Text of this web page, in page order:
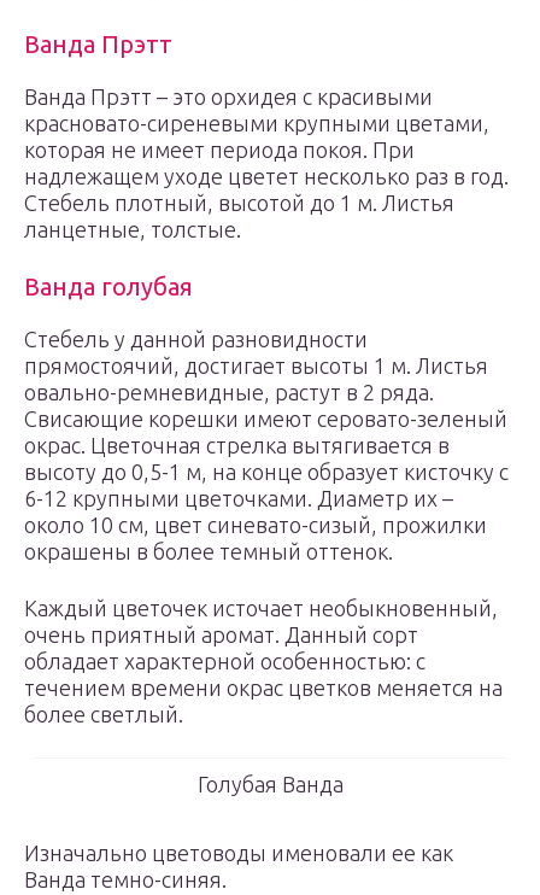
Ванда Прэтт
Ванда Прэтт – это орхидея с красивыми
красновато-сиреневыми крупными цветами,
которая не имеет периода покоя. При
надлежащем уходе цветет несколько раз в год.
Стебель плотный, высотой до 1 м. Листья
ланцетные, толстые.
Ванда голубая
Стебель у данной разновидности
прямостоячий, достигает высоты 1 м. Листья
овально-ремневидные, растут в 2 ряда.
Свисающие корешки имеют серовато-зеленый
окрас. Цветочная стрелка вытягивается в
высоту до 0,5-1 м, на конце образует кисточку с
6-12 крупными цветочками. Диаметр их –
около 10 см, цвет синевато-сизый, прожилки
окрашены в более темный оттенок.
Каждый цветочек источает необыкновенный,
очень приятный аромат. Данный сорт
обладает характерной особенностью: с
течением времени окрас цветков меняется на
более светлый.
Голубая Ванда
Изначально цветоводы именовали ее как
Ванда темно-синяя.